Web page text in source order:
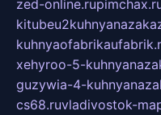
zed-online.ru
xehyroo-5-
guzywia-4-
cs68.ruvladivostok-